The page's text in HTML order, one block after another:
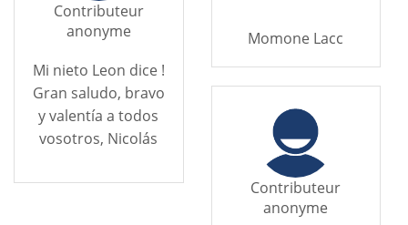
Contributeur
anonyme
Mi nieto Leon dice !
Gran saludo, bravo
y valentía a todos
vosotros, Nicolás
Momone Lacc
Contributeur
anonyme